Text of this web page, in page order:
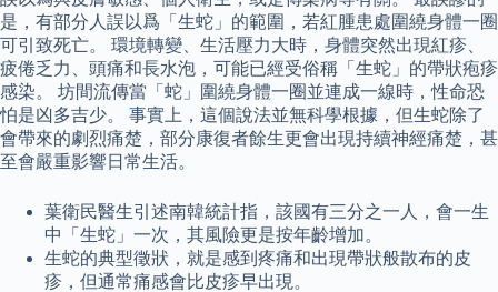
是，有部分人誤以爲「生蛇」的範圍，若紅腫患處圍繞身體一圈
可引致死亡。 環境轉變、生活壓力大時，身體突然出現紅疹、
疲倦乏力、頭痛和長水泡，可能已經受俗稱「生蛇」的帶狀疱疹
感染。 坊間流傳當「蛇」圍繞身體一圈並連成一線時，性命恐
怕是凶多吉少。 事實上，這個說法並無科學根據，但生蛇除了
會帶來的劇烈痛楚，部分康復者餘生更會出現持續神經痛楚，甚
至會嚴重影響日常生活。
葉衛民醫生引述南韓統計指，該國有三分之一人，會一生
中「生蛇」一次，其風險更是按年齡增加。
生蛇的典型徵狀，就是感到疼痛和出現帶狀般散布的皮
疹，但通常痛感會比皮疹早出現。